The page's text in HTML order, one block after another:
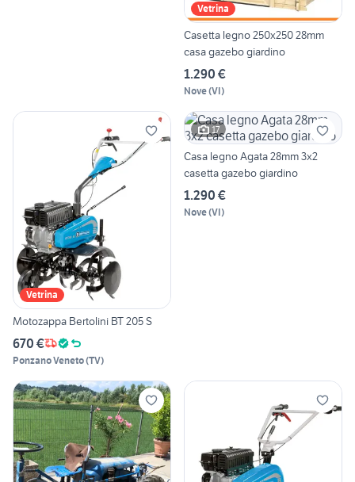
Vetrina
Casetta legno 250x250 28mm
casa gazebo giardino
1.290 €
Nove(VI)
Vetrina
Motozappa Bertolini BT 205 S
670 €
Ponzano Veneto(TV)
17
Casa legno Agata 28mm 3x2
casetta gazebo giardino
1.290 €
Nove(VI)